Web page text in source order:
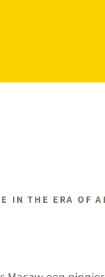
IN THE ERA OF AI